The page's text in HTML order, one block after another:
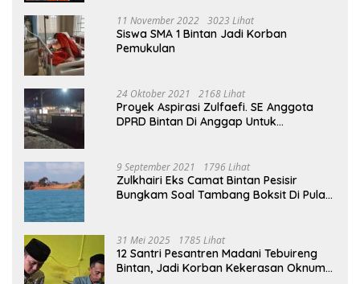
11 November 2022 3023 Lihat
Siswa SMA 1 Bintan Jadi Korban
Pemukulan
24 Oktober 2021 2168 Lihat
Proyek Aspirasi Zulfaefi. SE Anggota
DPRD Bintan Di Anggap Untuk
9 September 2021 1796 Lihat
Zulkhairi Eks Camat Bintan Pesisir
Bungkam Soal Tambang Boksit Di Pulau
31 Mei 2025 1785 Lihat
12 Santri Pesantren Madani Tebuireng
Bintan, Jadi Korban Kekerasan Oknum